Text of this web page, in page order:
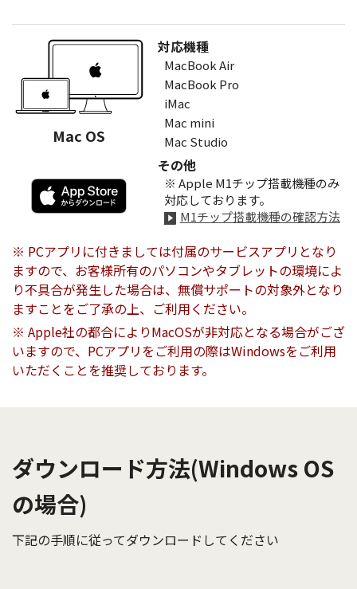
Mac OS
対応機種
MacBook Air
MacBook Pro
iMac
Mac mini
Mac Studio
その他
※ Apple M1チップ搭載機種のみ
対応しております。
M1チップ搭載機種の確認方法
※ PCアプリに付きましては付属のサービスアプリとなり
ますので、お客様所有のパソコンやタブレットの環境によ
り不具合が発生した場合は、無償サポートの対象外となり
ますことをご了承の上、ご利用ください。
※ Apple社の都合によりMacOSが非対応となる場合がござ
いますので、PCアプリをご利用の際はWindowsをご利用
いただくことを推奨しております。
ダウンロード方法(Windows OS
の場合)
下記の手順に従ってダウンロードしてください